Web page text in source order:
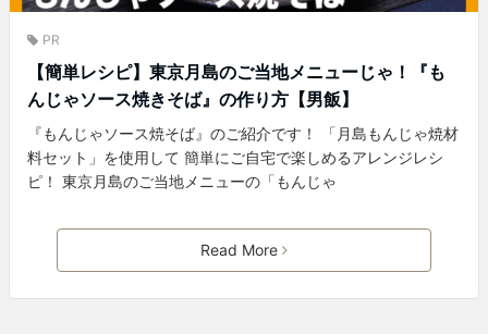
PR
【簡単レシピ】東京月島のご当地メニューじゃ！『も
んじゃソース焼きそば』の作り方【男飯】
『もんじゃソース焼そば』のご紹介です！ 「月島もんじゃ焼材
料セット」を使用して 簡単にご自宅で楽しめるアレンジレシ
ピ！ 東京月島のご当地メニューの「もんじゃ
Read More